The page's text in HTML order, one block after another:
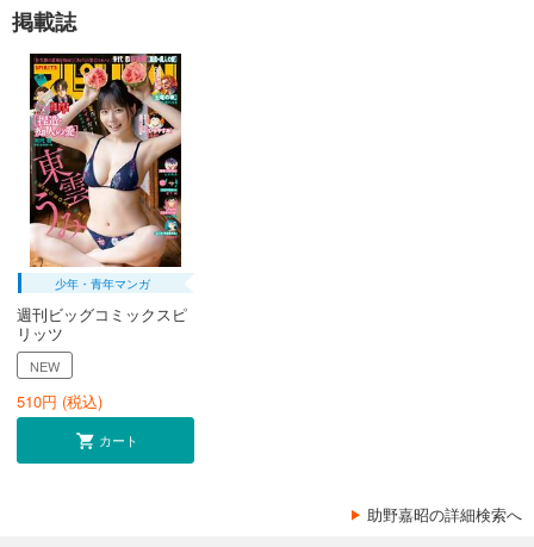
掲載誌
少年・青年マンガ
週刊ビッグコミックスピ
リッツ
NEW
510円 (税込)
カート
助野嘉昭の詳細検索へ